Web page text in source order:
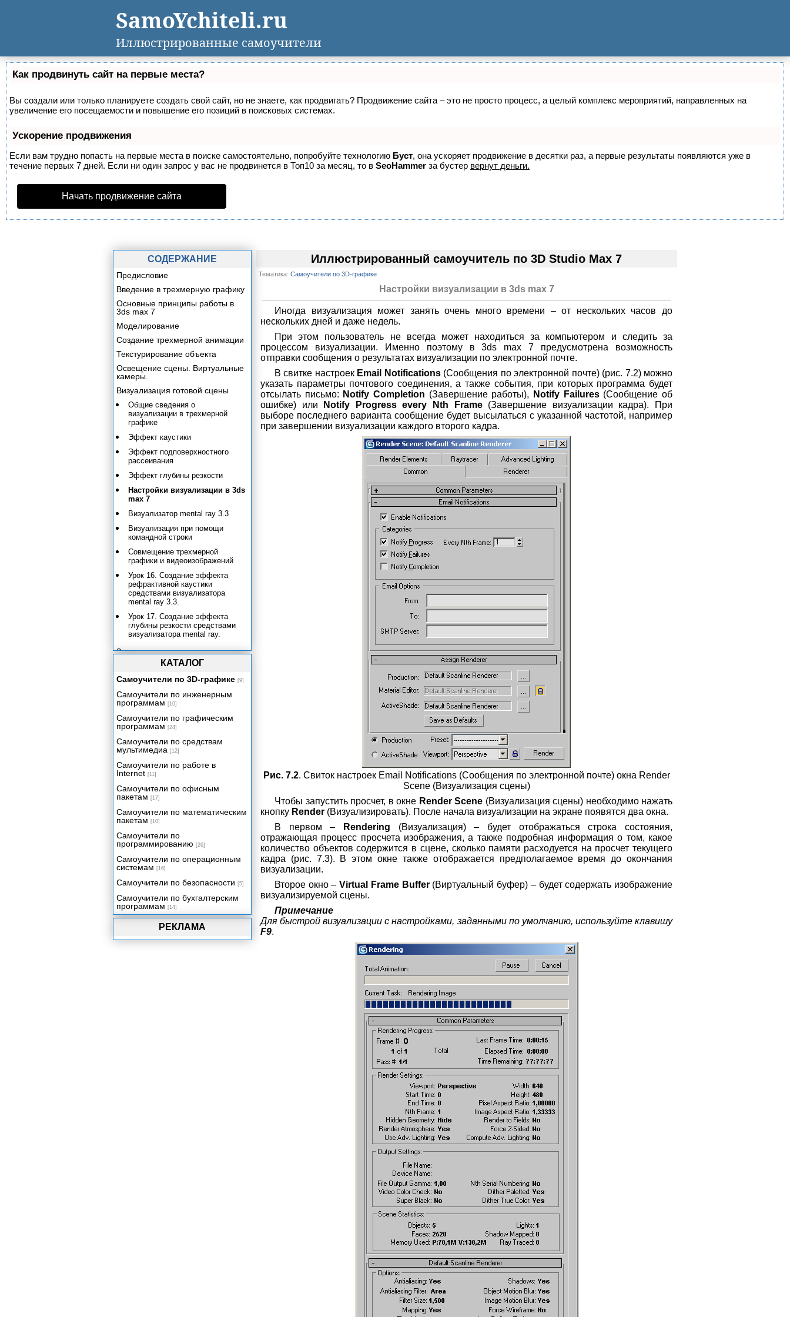
Как продвинуть сайт на первые места?
Вы создали или только планируете создать свой сайт, но не знаете, как продвигать? Продвижение сайта – это не просто процесс, а целый комплекс мероприятий, направленных на
увеличение его посещаемости и повышение его позиций в поисковых системах.
Ускорение продвижения
Если вам трудно попасть на первые места в поиске самостоятельно, попробуйте технологию Буст, она ускоряет продвижение в десятки раз, а первые результаты появляются уже в
течение первых 7 дней. Если ни один запрос у вас не продвинется в Топ10 за месяц, то в SeoHammer за бустер вернут деньги.
Начать продвижение сайта
Иллюстрированный самоучитель по 3D Studio Max 7
Тематика: Самоучители по 3D-графике
Настройки визуализации в 3ds max 7
Иногда визуализация может занять очень много времени – от нескольких часов до
нескольких дней и даже недель.
При этом пользователь не всегда может находиться за компьютером и следить за
процессом визуализации. Именно поэтому в 3ds max 7 предусмотрена возможность
отправки сообщения о результатах визуализации по электронной почте.
В свитке настроек Email Notifications(Сообщения по электронной почте) (рис. 7.2) можно
указать параметры почтового соединения, а также события, при которых программа будет
отсылать письмо: Notify Completion (Завершение работы), Notify Failures(Сообщение об
ошибке) или
Notify Progress every Nth Frame(Завершение визуализации кадра). При
выборе последнего варианта сообщение будет высылаться с указанной частотой, например
при завершении визуализации каждого второго кадра.
Рис. 7.2. Свиток настроек Email Notifications (Сообщения по электронной почте) окна Render
Scene (Визуализация сцены)
Чтобы запустить просчет, в окне Render Scene (Визуализация сцены) необходимо нажать
кнопку Render (Визуализировать). После начала визуализации на экране появятся два окна.
В первом –
Rendering (Визуализация) – будет отображаться строка состояния,
отражающая процесс просчета изображения, а также подробная информация о том, какое
количество объектов содержится в сцене, сколько памяти расходуется на просчет текущего
кадра (рис. 7.3). В этом окне также отображается предполагаемое время до окончания
визуализации.
Второе окно –Virtual Frame Buffer(Виртуальный буфер) – будет содержать изображение
визуализируемой сцены.
Примечание
Для быстрой визуализации с настройками, заданными по умолчанию, используйте клавишу
F9.
РЕКЛАМА
СОДЕРЖАНИЕ
Предисловие
Введение в трехмерную графику
Основные принципы работы в
3ds max 7
Моделирование
Создание трехмерной анимации
Текстурирование объекта
Освещение сцены. Виртуальные
камеры.
Визуализация готовой сцены
Общие сведения о
визуализации в трехмерной
графике
Эффект каустики
Эффект подповерхностного
рассеивания
Эффект глубины резкости
Настройки визуализации в 3ds
max 7
Визуализатор mental ray 3.3
Визуализация при помощи
командной строки
Совмещение трехмерной
графики и видеоизображений
Урок 16. Создание эффекта
рефрактивной каустики
средствами визуализатора
mental ray 3.3.
Урок 17. Создание эффекта
глубины резкости средствами
визуализатора mental ray.
Заключение
ПриложениеКАТАЛОГ
Самоучители по 3D-графике [9]
Самоучители по инженерным
программам [10]
Самоучители по графическим
программам [24]
Самоучители по средствам
мультимедиа [12]
Самоучители по работе в
Internet [11]
Самоучители по офисным
пакетам [17]
Самоучители по математическим
пакетам [10]
Самоучители по
программированию [26]
Самоучители по операционным
системам [16]
Самоучители по безопасности [5]
Самоучители по бухгалтерским
программам [14]
SamoYchiteli.ru
Иллюстрированные самоучители